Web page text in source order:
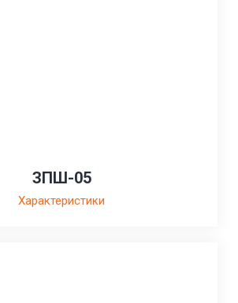
ЗПШ-05
Характеристики